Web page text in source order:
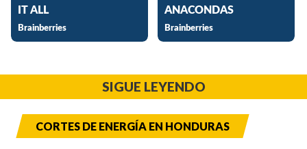
SIGUE LEYENDO
CORTES DE ENERGÍA EN HONDURAS